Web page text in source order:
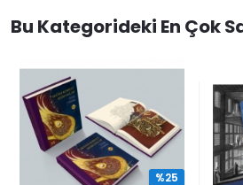
Bu Kategorideki En Çok
%25